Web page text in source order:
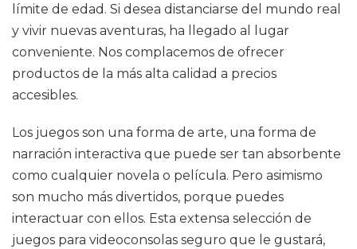
límite de edad. Si desea distanciarse del mundo real
y vivir nuevas aventuras, ha llegado al lugar
conveniente. Nos complacemos de ofrecer
productos de la más alta calidad a precios
accesibles.
Los juegos son una forma de arte, una forma de
narración interactiva que puede ser tan absorbente
como cualquier novela o película. Pero asimismo
son mucho más divertidos, porque puedes
interactuar con ellos. Esta extensa selección de
juegos para videoconsolas seguro que le gustará,